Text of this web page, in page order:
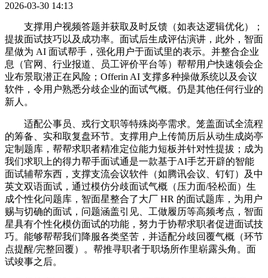
2026-03-30 14:13
支撑用户视频答题并获取及时反馈（如表达逻辑优化）；
提拔面试技巧以及成功率。面试后生成评估演讲，此外，智面
星做为 AI 面试帮手，强化用户于面试里的表示。并整合企业
息（官网、行业报道、员工评价平台等）帮帮用户快速领会企
业布景取潜正在风险；Offerin AI 支撑多种操做系统以及会议
软件，令用户熟悉分歧企业的面试气概。仍是其他任何行业的
新人。
适配公事员、戎行文职等特殊岗亭需求。笼盖面试全流程
的筹备、实和取复盘环节。支撑用户上传简历后从动生成岗亭
定制题库，帮帮求职者精准定位能力短板并针对性提拔；成为
我们求职上的得力帮手面试通是一款基于AI手艺开辟的智能
面试辅帮东西，支撑支流会议软件（如腾讯会议、钉钉）及中
英文双语面试，通过模仿分歧面试气概（压力面/轻松面）生
成个性化问题库，智面星整合了大厂 HR 的面试题库，为用户
赐与切确的面试，问题涵盖引见、工做履历等高频考点，智面
星具有个性化模仿面试的功能，努力于协帮求职者促进面试技
巧。能够帮帮我们降服各类坚苦，并适配分歧回覆气概（环节
点提醒/完整回覆）。帮推寻职者于职场所作里崭露头角。面
试竣事之后。